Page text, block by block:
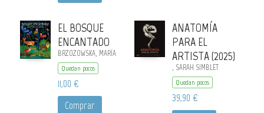
EL BOSQUE
ENCANTADO
BRZOZOWSKA, MARÍA
Quedan pocos
11,00 €
Comprar
ANATOMÍA
PARA EL
ARTISTA (2025)
, SARAH SIMBLET
Quedan pocos
39,90 €